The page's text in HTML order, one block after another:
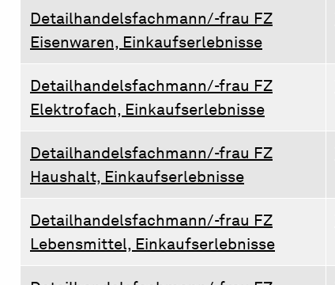
Detailhandelsfachmann/-frau FZ
Eisenwaren, Einkaufserlebnisse
Detailhandelsfachmann/-frau FZ
Elektrofach, Einkaufserlebnisse
Detailhandelsfachmann/-frau FZ
Haushalt, Einkaufserlebnisse
Detailhandelsfachmann/-frau FZ
Lebensmittel, Einkaufserlebnisse